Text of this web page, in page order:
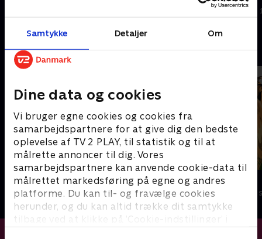
Samtykke Detaljer Om
Dine data og cookies
Vi bruger egne cookies og cookies fra
samarbejdspartnere for at give dig den bedste
oplevelse af TV 2 PLAY, til statistik og til at
målrette annoncer til dig. Vores
samarbejdspartnere kan anvende cookie-data til
målrettet markedsføring på egne og andres
platforme. Du kan til- og fravælge cookies
herunder, og du kan altid trække dit samtykke
tilbage ved at klikke på ’Cookie-indstillinger’ i
Andre så også
Miniteve: I vandet
Børneserier • 1 sæsoner
Zoo
Børneserier • 1